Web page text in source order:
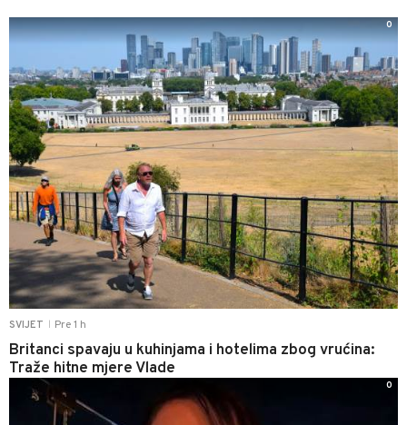
SVIJET Pre 1 h
Britanci spavaju u kuhinjama i hotelima zbog vrućina:
Traže hitne mjere Vlade
0
0